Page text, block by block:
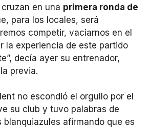
en una primera ronda de
para los locales, será
competir, vaciarnos en el
la experiencia de este partido
decía ayer su entrenador,
previa.
no escondió el orgullo por el
su club y tuvo palabras de
blanquiazules afirmando que es